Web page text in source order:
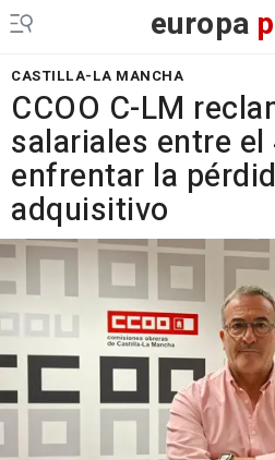
europa
CASTILLA-LA MANCHA
CCOO C-LM
salariales entre el
enfrentar la
adquisitivo